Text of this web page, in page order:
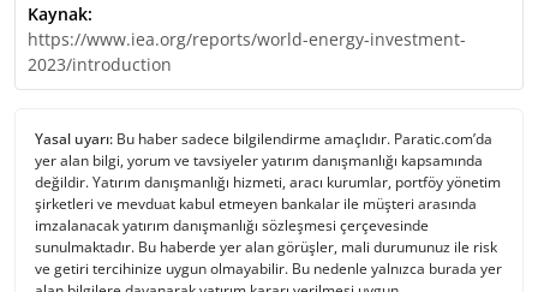
Kaynak:
https://www.iea.org/reports/world-energy-investment-
2023/introduction
Yasal uyarı: Bu haber sadece bilgilendirme amaçlıdır. Paratic.com’da
yer alan bilgi, yorum ve tavsiyeler yatırım danışmanlığı kapsamında
değildir. Yatırım danışmanlığı hizmeti, aracı kurumlar, portföy yönetim
şirketleri ve mevduat kabul etmeyen bankalar ile müşteri arasında
imzalanacak yatırım danışmanlığı sözleşmesi çerçevesinde
sunulmaktadır. Bu haberde yer alan görüşler, mali durumunuz ile risk
ve getiri tercihinize uygun olmayabilir. Bu nedenle yalnızca burada yer